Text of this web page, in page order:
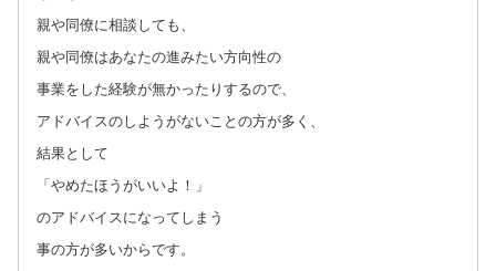
親や同僚に相談しても、
親や同僚はあなたの進みたい方向性の
事業をした経験が無かったりするので、
アドバイスのしようがないことの方が多く、
結果として
「やめたほうがいいよ！」
のアドバイスになってしまう
事の方が多いからです。